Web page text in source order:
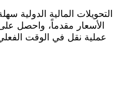
الأسعار مقدماً، واحصل